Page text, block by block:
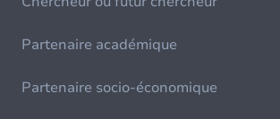
Partenaire académique
Partenaire socio-économique